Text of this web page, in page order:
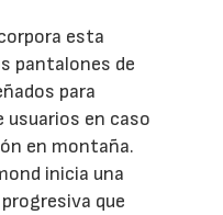
esta
pantalones de
para
en caso
en montaña.
inicia una
que